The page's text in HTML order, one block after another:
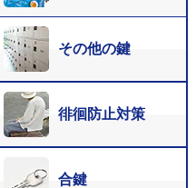
その他の鍵
徘徊防止対策
合鍵